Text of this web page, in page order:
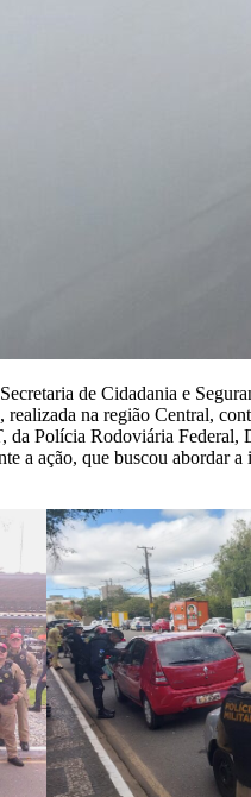
de Cidadania e
na região Central,
da Polícia Rodoviária
a ação, que buscou abordar